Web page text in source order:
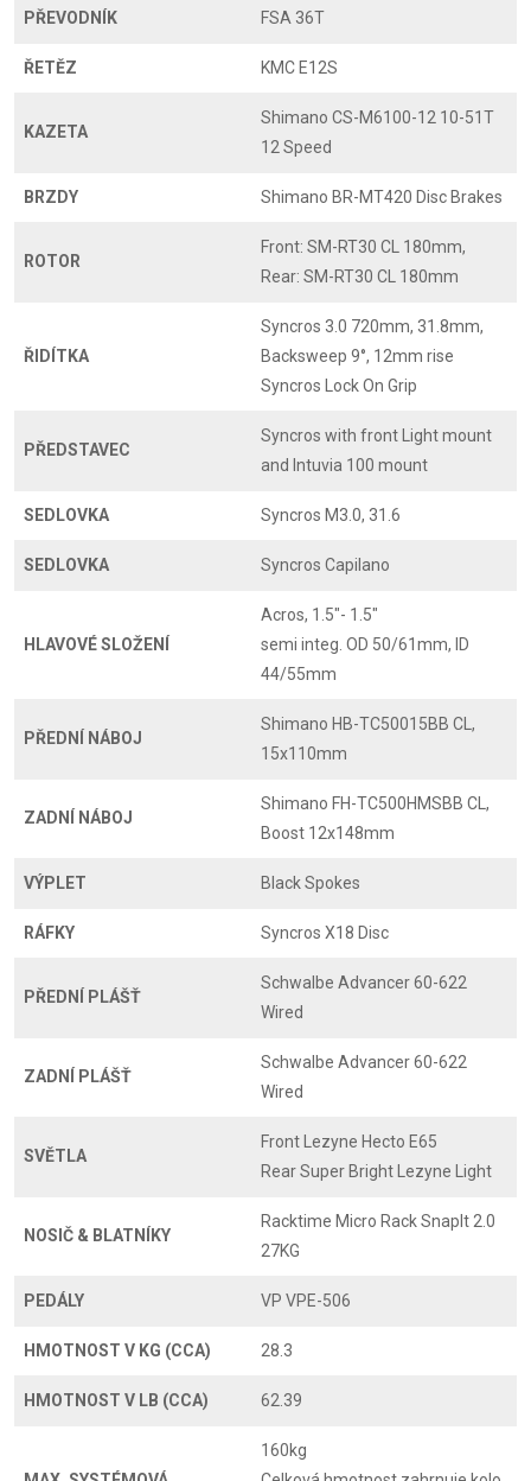
PŘEVODNÍK FSA 36T
ŘETĚZ KMC E12S
KAZETA
Shimano CS-M6100-12 10-51T
12 Speed
BRZDY Shimano BR-MT420 Disc Brakes
ROTOR
Front: SM-RT30 CL 180mm,
Rear: SM-RT30 CL 180mm
ŘIDÍTKA
Syncros 3.0 720mm, 31.8mm,
Backsweep 9°, 12mm rise
Syncros Lock On Grip
PŘEDSTAVEC
Syncros with front Light mount
and Intuvia 100 mount
SEDLOVKA Syncros M3.0, 31.6
SEDLOVKA Syncros Capilano
HLAVOVÉ SLOŽENÍ
Acros, 1.5"- 1.5"
semi integ. OD 50/61mm, ID
44/55mm
PŘEDNÍ NÁBOJ
Shimano HB-TC50015BB CL,
15x110mm
ZADNÍ NÁBOJ
Shimano FH-TC500HMSBB CL,
Boost 12x148mm
VÝPLET Black Spokes
RÁFKY Syncros X18 Disc
PŘEDNÍ PLÁŠŤ
Schwalbe Advancer 60-622
Wired
ZADNÍ PLÁŠŤ
Schwalbe Advancer 60-622
Wired
SVĚTLA
Front Lezyne Hecto E65
Rear Super Bright Lezyne Light
NOSIČ & BLATNÍKY
Racktime Micro Rack SnapIt 2.0
27KG
PEDÁLY VP VPE-506
HMOTNOST V KG (CCA) 28.3
HMOTNOST V LB (CCA) 62.39
160kg